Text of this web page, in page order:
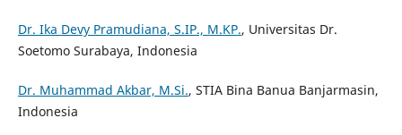
Dr. Ika Devy Pramudiana, S.IP., M.KP., Universitas Dr.
Soetomo Surabaya, Indonesia
Dr. Muhammad Akbar, M.Si., STIA Bina Banua Banjarmasin,
Indonesia